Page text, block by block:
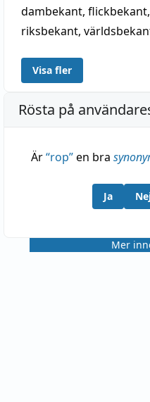
dambekant, flickbekant,
riksbekant,
Visa fler
Rösta på
Är“rop”en bra
Ja
Mer